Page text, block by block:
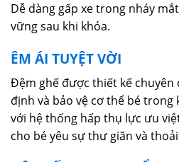
Dễ dàng gấp xe trong nháy
vững sau khi khóa.
ÊM ÁI TUYỆT VỜI
Đệm ghế được thiết kế
định và bảo vệ cơ thể bé trong
với hệ thống hấp thụ lực ưu
cho bé yêu sự thư giãn và